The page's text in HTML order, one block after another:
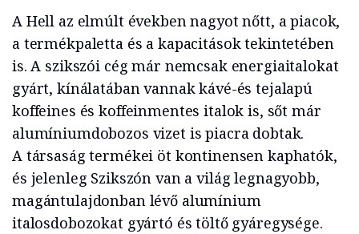
A Hell az elmúlt években nagyot nőtt, a piacok,
a termékpaletta és a kapacitások tekintetében
is. A szikszói cég már nemcsak energiaitalokat
gyárt, kínálatában vannak kávé-és tejalapú
koffeines és koffeinmentes italok is, sőt már
alumíniumdobozos vizet is piacra dobtak.
A társaság termékei öt kontinensen kaphatók,
és jelenleg Szikszón van a világ legnagyobb,
magántulajdonban lévő alumínium
italosdobozokat gyártó és töltő gyáregysége.